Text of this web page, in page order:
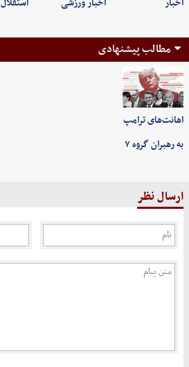
اخبار اخبار ورزشی استقلال
مطالب پیشنهادی
اهانت‌های ترامپ
به رهبران گروه ۷
ارسال نظر